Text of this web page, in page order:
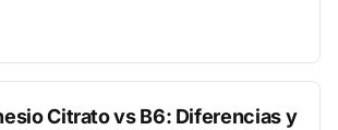
de colágeno y queratina.
Citrato vs B6: Diferencias y